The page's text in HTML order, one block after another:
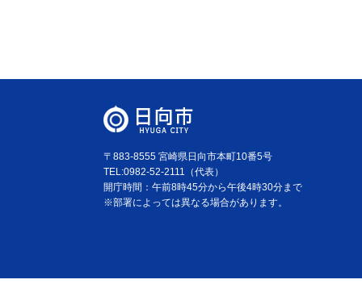
〒883-8555 宮崎県日向市本町10番5号
TEL:0982-52-2111（代表）
開庁時間：午前8時45分から午後4時30分まで
※部署によっては異なる場合があります。